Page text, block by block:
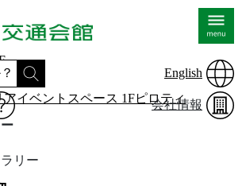
English
会社情報
B2F
イベントスペース 1Fピロティ
リー